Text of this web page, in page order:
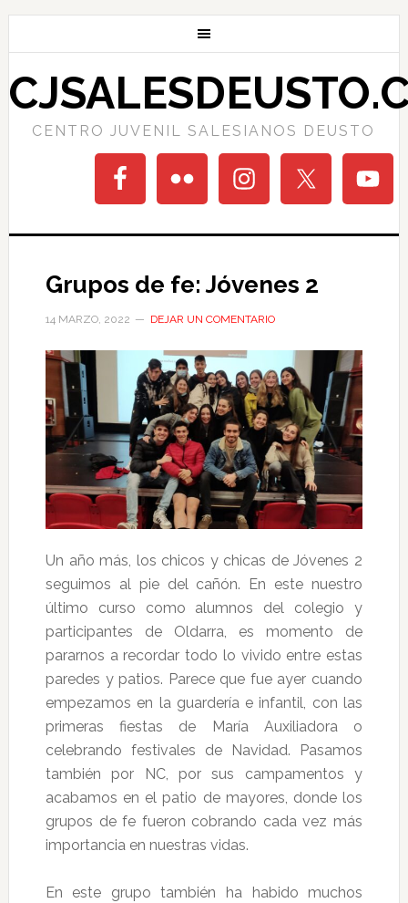
CENTRO JUVENIL SALESIANOS DEUSTO
Grupos de fe: Jóvenes 2
14 MARZO, 2022 DEJAR UN COMENTARIO
Un año más, los chicos y chicas de Jóvenes 2
seguimos al pie del cañón. En este nuestro
último curso como alumnos del colegio y
participantes de Oldarra, es momento de
pararnos a recordar todo lo vivido entre estas
paredes y patios. Parece que fue ayer cuando
empezamos en la guardería e infantil, con las
primeras fiestas de María Auxiliadora o
celebrando festivales de Navidad. Pasamos
también por NC, por sus campamentos y
acabamos en el patio de mayores, donde los
grupos de fe fueron cobrando cada vez más
importancia en nuestras vidas.
En este grupo también ha habido muchos